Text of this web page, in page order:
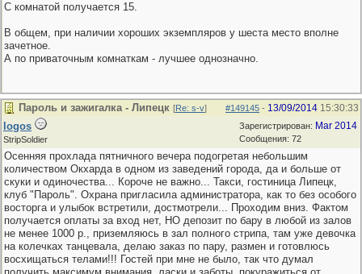
С комнатой получается 15.
В общем, при наличии хороших экземпляров у шеста место вполне
зачетное.
А по приваточным комнаткам - лучшее однозначно.
#149145 - 13/09/2014 15:30:33
Пароль и зажигалка - Липецк [Re: s-v]
Зарегистрирован: Mar 2014
Сообщения: 72
logos
StripSoldier
Осенняя прохлада пятничного вечера подогретая небольшим
количеством Окхарда в одном из заведений города, да и больше от
скуки и одиночества... Короче не важно... Такси, гостиница Липецк,
клуб "Пароль". Охрана пригласила администратора, как то без особого
восторга и улыбок встретили, достмотрели... Проходим вниз. Фактом
получается оплаты за вход нет, НО депозит по бару в любой из залов
не менее 1000 р., приземляюсь в зал полного стрипа, там уже девочка
на колечках танцевала, делаю заказ по пару, размен и готовлюсь
восхищаться телами!!! Гостей при мне не было, так что думал